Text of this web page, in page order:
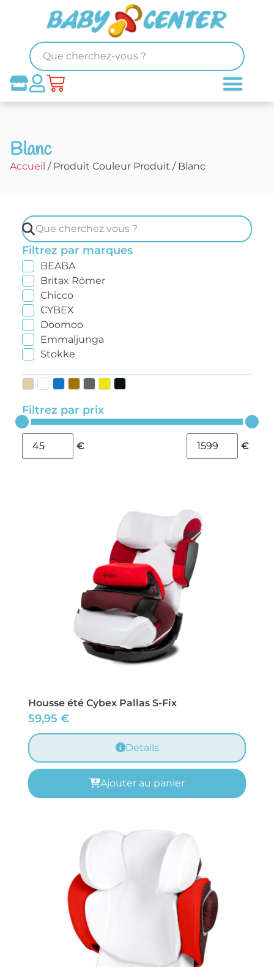
Blanc
Accueil / Produit Couleur Produit / Blanc
Filtrez par marques
BEABA
Britax Römer
Chicco
CYBEX
Doomoo
Emmaljunga
Stokke
Filtrez par prix
€ €
Housse été Cybex Pallas S-Fix
59,95 €
Details
Ajouter au panier